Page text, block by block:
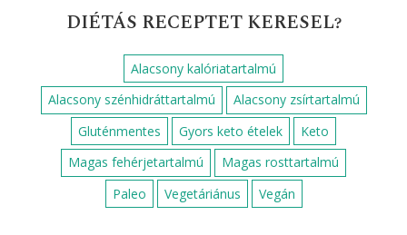
DIÉTÁS RECEPTET KERESEL?
Alacsony kalóriatartalmú
Alacsony szénhidráttartalmú
Alacsony zsírtartalmú
Gluténmentes
Gyors keto ételek
Keto
Magas fehérjetartalmú
Magas rosttartalmú
Paleo
Vegetáriánus Vegán